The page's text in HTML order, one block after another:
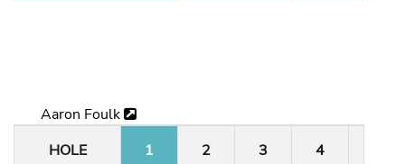
Aaron Foulk
HOLE
1 2 3 4